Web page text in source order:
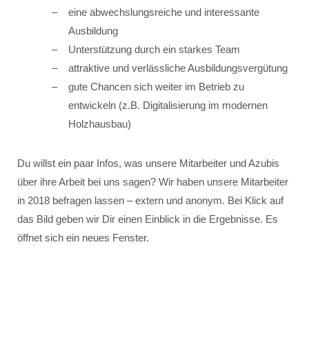
eine abwechslungsreiche und interessante
Ausbildung
Unterstützung durch ein starkes Team
attraktive und verlässliche Ausbildungsvergütung
gute Chancen sich weiter im Betrieb zu
entwickeln (z.B. Digitalisierung im modernen
Holzhausbau)
Du willst ein paar Infos, was unsere Mitarbeiter und Azubis
über ihre Arbeit bei uns sagen? Wir haben unsere Mitarbeiter
in 2018 befragen lassen – extern und anonym. Bei Klick auf
das Bild geben wir Dir einen Einblick in die Ergebnisse. Es
öffnet sich ein neues Fenster.